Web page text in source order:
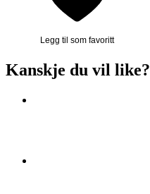
Legg til som favoritt
Kanskje du vil like?